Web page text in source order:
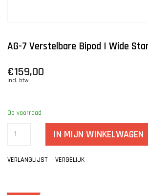
AG-7 Verstelbare Bipod | Wide
€159,00
Incl. btw
Op voorraad
IN MIJN WINKELWAGEN
VERLANGLIJST VERGELIJK